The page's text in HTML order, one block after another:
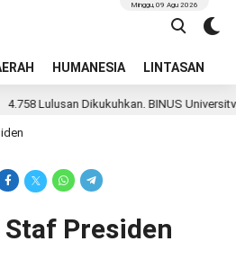
HUMANESIA LINTASAN
Minggu, 09 Agu 2026
4.758 Lulusan Dikukuhkan, BINUS
Presiden